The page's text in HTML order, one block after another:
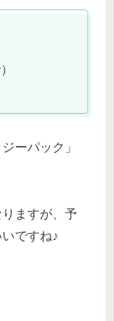
ーパック」
ますが、予
ですね♪